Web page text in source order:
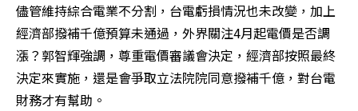
儘管維持綜合電業不分割，台電虧損情況也未改變，加上
經濟部撥補千億預算未通過，外界關注4月起電價是否調
漲？郭智輝強調，尊重電價審議會決定，經濟部按照最終
決定來實施，還是會爭取立法院院同意撥補千億，對台電
財務才有幫助。